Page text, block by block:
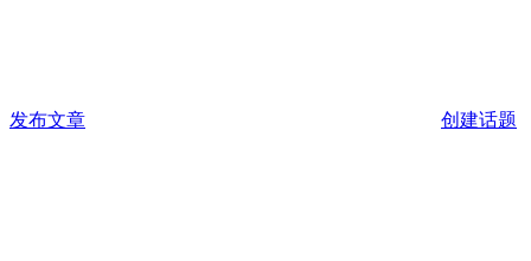
发布文章 创建话题